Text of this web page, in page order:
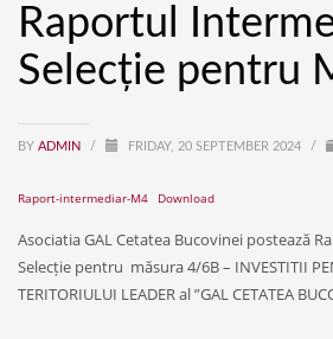
Raportul
Selecție pentru
BY ADMIN / FRIDAY, 20 SEPTEMBER 2024 /
Raport-intermediar-M4 Download
Asociatia GAL Cetatea Bucovinei postează
Selecție pentru măsura 4/6B – INVESTITII
TERITORIULUI LEADER al ”GAL CETATEA